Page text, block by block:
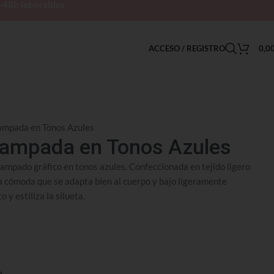
ACCESO / REGISTRO
en Tonos Azules
en Tonos Azules
gráfico en tonos azules. Confeccionada en tejido ligero
que se adapta bien al cuerpo y bajo ligeramente
y estiliza la silueta.